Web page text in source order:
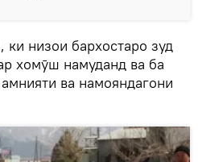
низои бархостаро зуд
хомӯш намуданд ва ба
ва намояндагони